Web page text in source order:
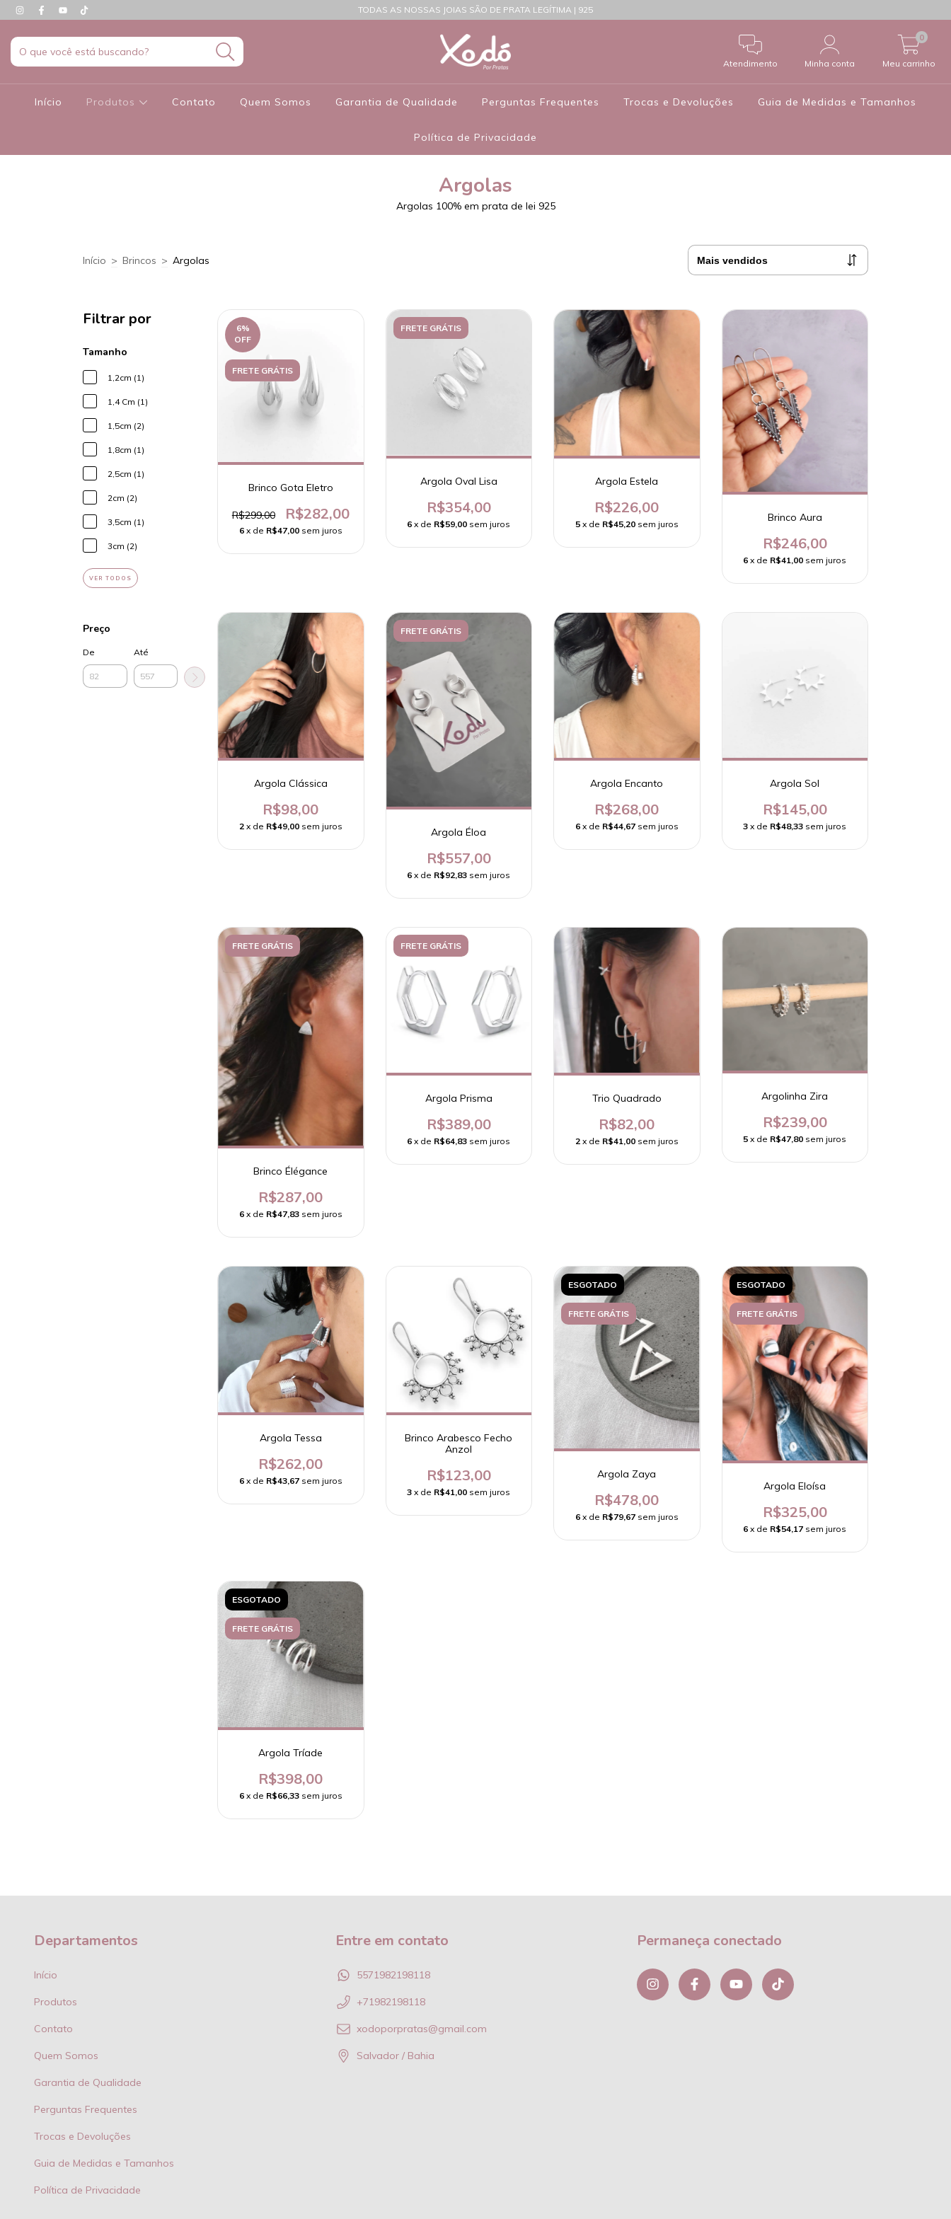
TODAS AS NOSSAS JOIAS SÃO DE PRATA LEGÍTIMA | 925
Atendimento Minha conta Meu carrinho
0
Início Produtos Contato Quem Somos Garantia de Qualidade Perguntas Frequentes Trocas e Devoluções Guia de Medidas e Tamanhos
Política de Privacidade
Argolas
Argolas 100% em prata de lei 925
Início > Brincos > Argolas
Filtrar por
Tamanho
1,2cm (1)
1,4 Cm (1)
1,5cm (2)
1,8cm (1)
2,5cm (1)
2cm (2)
3,5cm (1)
3cm (2)
VER TODOS
Preço
De Até
6%
OFF
FRETE GRÁTIS
Brinco Gota Eletro
R$299,00 R$282,00
6 x de R$47,00 sem juros
FRETE GRÁTIS
Argola Oval Lisa
R$354,00
6 x de R$59,00 sem juros
Argola Estela
R$226,00
5 x de R$45,20 sem juros
Brinco Aura
R$246,00
6 x de R$41,00 sem juros
Argola Clássica
R$98,00
2 x de R$49,00 sem juros
FRETE GRÁTIS
Argola Éloa
R$557,00
6 x de R$92,83 sem juros
Argola Encanto
R$268,00
6 x de R$44,67 sem juros
Argola Sol
R$145,00
3 x de R$48,33 sem juros
FRETE GRÁTIS
Brinco Élégance
R$287,00
6 x de R$47,83 sem juros
FRETE GRÁTIS
Argola Prisma
R$389,00
6 x de R$64,83 sem juros
Trio Quadrado
R$82,00
2 x de R$41,00 sem juros
Argolinha Zira
R$239,00
5 x de R$47,80 sem juros
Argola Tessa
R$262,00
6 x de R$43,67 sem juros
Brinco Arabesco Fecho
Anzol
R$123,00
3 x de R$41,00 sem juros
ESGOTADO
FRETE GRÁTIS
Argola Zaya
R$478,00
6 x de R$79,67 sem juros
ESGOTADO
FRETE GRÁTIS
Argola Eloísa
R$325,00
6 x de R$54,17 sem juros
ESGOTADO
FRETE GRÁTIS
Argola Tríade
R$398,00
6 x de R$66,33 sem juros
Departamentos
Início
Produtos
Contato
Quem Somos
Garantia de Qualidade
Perguntas Frequentes
Trocas e Devoluções
Guia de Medidas e Tamanhos
Política de Privacidade
Entre em contato
5571982198118
+71982198118
xodoporpratas@gmail.com
Salvador / Bahia
Permaneça conectado